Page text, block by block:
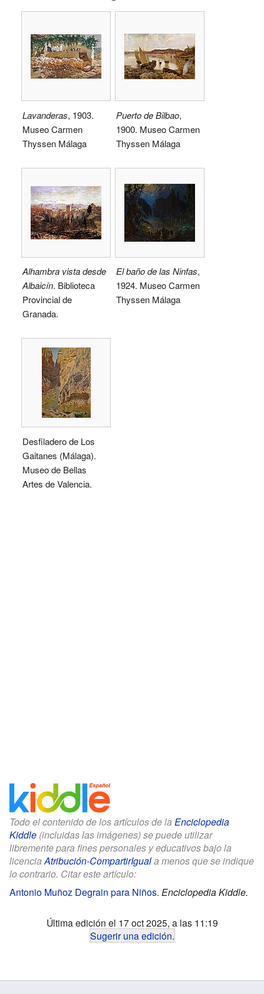
Lavanderas, 1903.
Museo Carmen
Thyssen Málaga
Puerto de Bilbao,
1900. Museo Carmen
Thyssen Málaga
Alhambra vista desde
Albaicín. Biblioteca
Provincial de
Granada.
El baño de las Ninfas,
1924. Museo Carmen
Thyssen Málaga
Desfiladero de Los
Gaitanes (Málaga).
Museo de Bellas
Artes de Valencia.
Todo el contenido de los artículos de la Enciclopedia
Kiddle (incluidas las imágenes) se puede utilizar
libremente para fines personales y educativos bajo la
licenciaAtribución-CompartirIguala menos que se indique
lo contrario. Citar este artículo:
Antonio Muñoz Degrain para Niños. Enciclopedia Kiddle.
Última edición el 17 oct 2025, a las 11:19
Sugerir una edición.